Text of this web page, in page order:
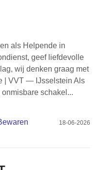
als Helpende in
geef liefdevolle
wij denken graag met
| VVT — IJsselstein Als
schakel...
18-06-2026